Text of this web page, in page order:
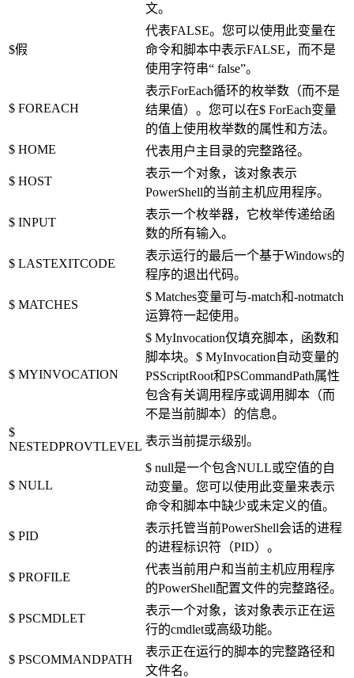
文。
$假
代表FALSE。您可以使用此变量在
命令和脚本中表示FALSE，而不是
使用字符串“ false”。
$ FOREACH
表示ForEach循环的枚举数（而不是
结果值）。您可以在$ ForEach变量
的值上使用枚举数的属性和方法。
$ HOME
代表用户主目录的完整路径。
$ HOST
表示一个对象，该对象表示
PowerShell的当前主机应用程序。
$ INPUT
表示一个枚举器，它枚举传递给函
数的所有输入。
$ LASTEXITCODE
表示运行的最后一个基于Windows的
程序的退出代码。
$ MATCHES
$ Matches变量可与-match和-notmatch
运算符一起使用。
$ MYINVOCATION
$ MyInvocation仅填充脚本，函数和
脚本块。$ MyInvocation自动变量的
PSScriptRoot和PSCommandPath属性
包含有关调用程序或调用脚本（而
不是当前脚本）的信息。
$
NESTEDPROVTLEVEL 表示当前提示级别。
$ NULL
$ null是一个包含NULL或空值的自
动变量。您可以使用此变量来表示
命令和脚本中缺少或未定义的值。
$ PID
表示托管当前PowerShell会话的进程
的进程标识符（PID）。
$ PROFILE
代表当前用户和当前主机应用程序
的PowerShell配置文件的完整路径。
$ PSCMDLET
表示一个对象，该对象表示正在运
行的cmdlet或高级功能。
$ PSCOMMANDPATH
表示正在运行的脚本的完整路径和
文件名。